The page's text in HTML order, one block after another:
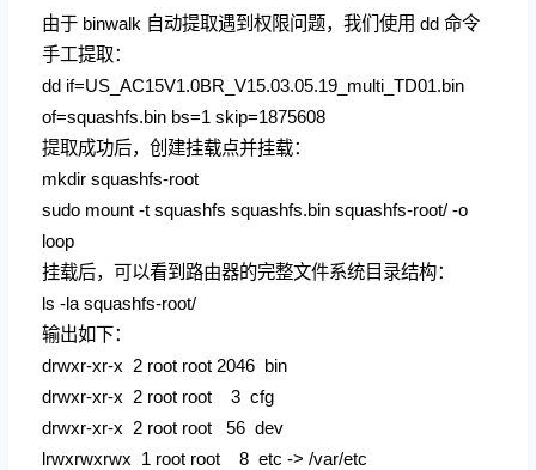
由于 binwalk 自动提取遇到权限问题，我们使用 dd 命令
手工提取：
dd if=US_AC15V1.0BR_V15.03.05.19_multi_TD01.bin
of=squashfs.bin bs=1 skip=1875608
提取成功后，创建挂载点并挂载：
mkdir squashfs-root
sudo mount -t squashfs squashfs.bin squashfs-root/ -o
loop
挂载后，可以看到路由器的完整文件系统目录结构：
ls -la squashfs-root/
输出如下：
drwxr-xr-x 2 root root 2046 bin
drwxr-xr-x 2 root root 3 cfg
drwxr-xr-x 2 root root 56 dev
lrwxrwxrwx 1 root root 8 etc -> /var/etc